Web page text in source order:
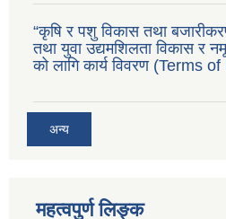
“कृषि र पशु विकास तथा
तथा युवा उद्यमशिलता विकास र
को लागि कार्य विवरण (Terms
अन्य
महत्वपुर्ण लिङ्क